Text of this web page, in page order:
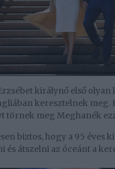
királynő első olyan
keresztelnek meg.
törnek meg Meghanék
biztos, hogy a 95 éves
és átszelni az óceánt a